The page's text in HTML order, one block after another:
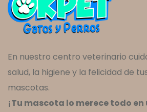
En nuestro centro veterinario
salud, la higiene y la felicidad de
mascotas.
¡Tu mascota lo merece todo en